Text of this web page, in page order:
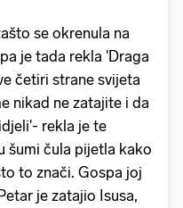
se okrenula na
je tada rekla 'Draga
četiri strane svijeta
nikad ne zatajite i da
rekla je te
šumi čula pijetla kako
to znači. Gospa joj
je zatajio Isusa,